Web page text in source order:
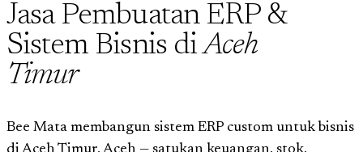
Jasa Pembuatan ERP &
Sistem Bisnis diAceh
Timur
Bee Mata membangun sistem ERP custom untuk bisnis